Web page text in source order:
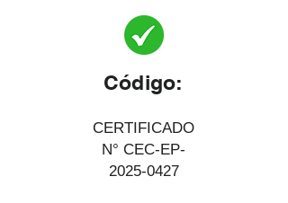
Código:
CERTIFICADO
N° CEC-EP-
2025-0427